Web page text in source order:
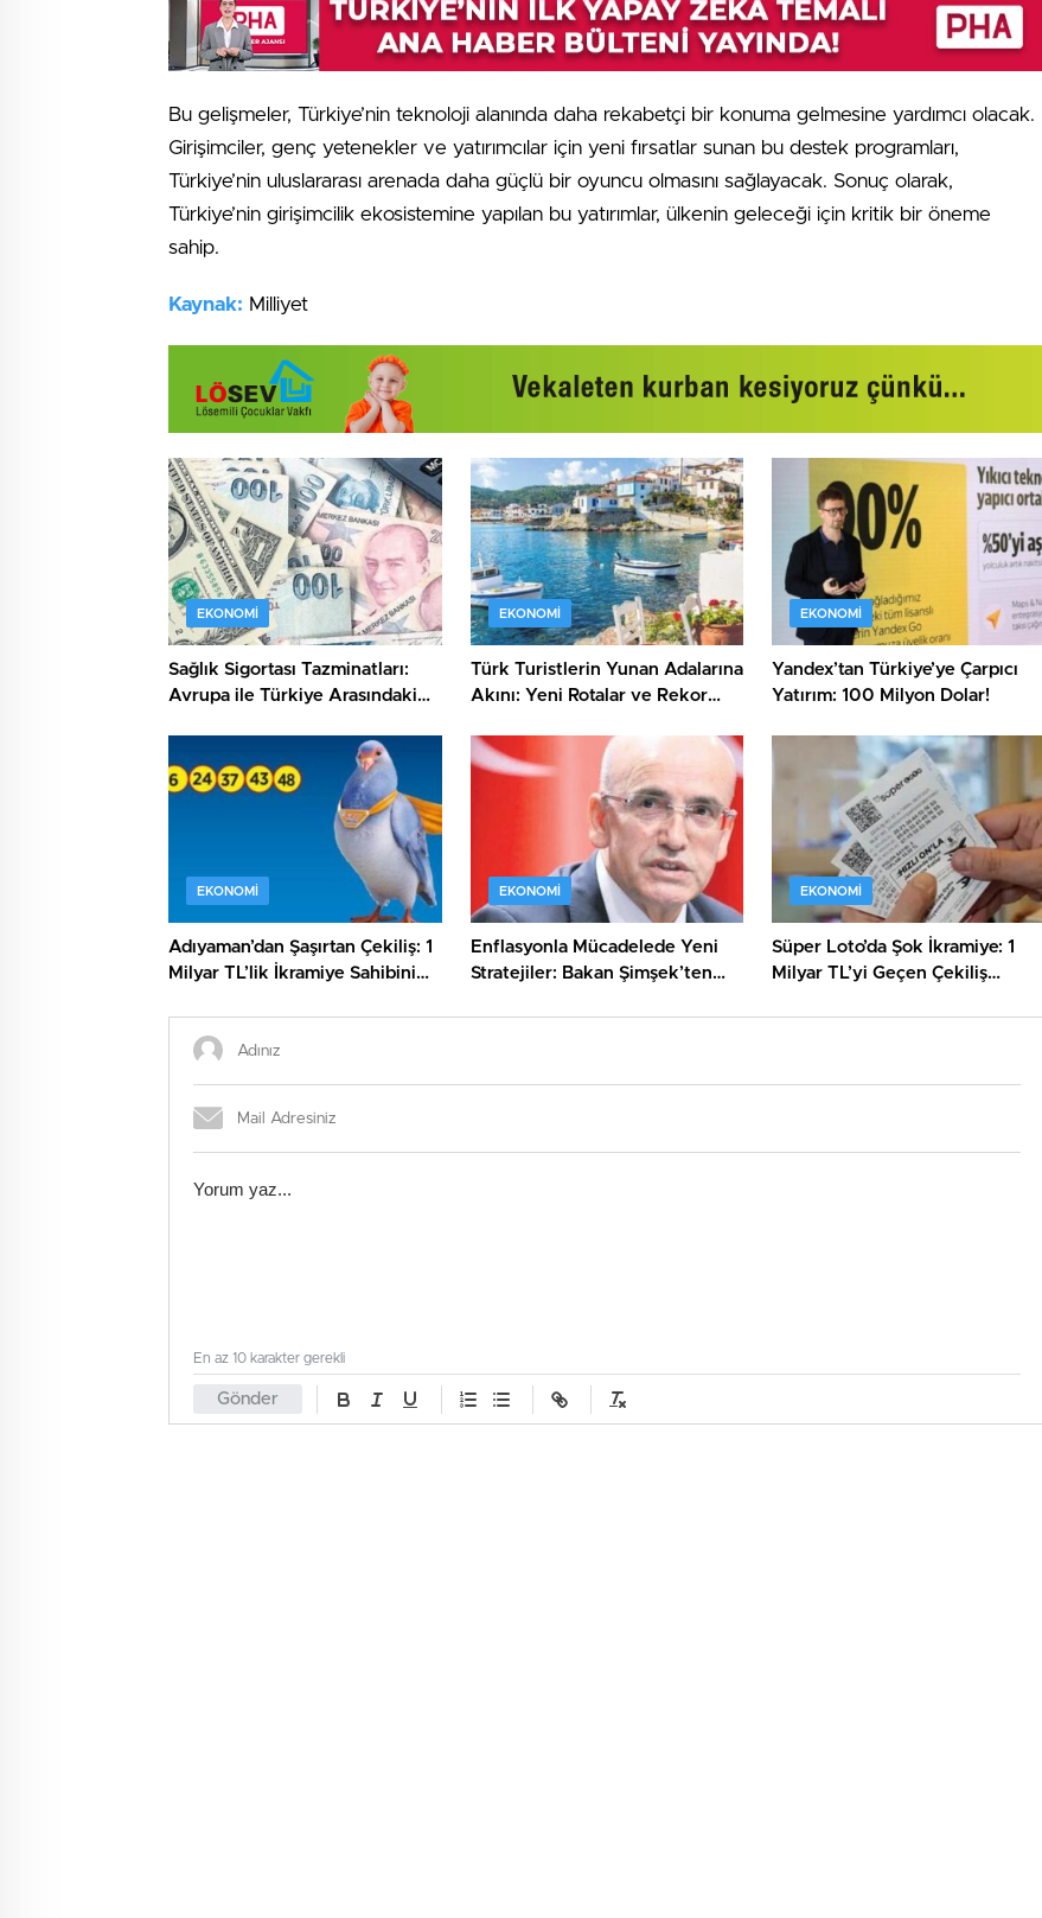
Bu gelişmeler, Türkiye’nin teknoloji alanında daha rekabetçi bir konuma gelmesine yardımcı olacak.
Girişimciler, genç yetenekler ve yatırımcılar için yeni fırsatlar sunan bu destek programları,
Türkiye’nin uluslararası arenada daha güçlü bir oyuncu olmasını sağlayacak. Sonuç olarak,
Türkiye’nin girişimcilik ekosistemine yapılan bu yatırımlar, ülkenin geleceği için kritik bir öneme
sahip.
Kaynak: Milliyet
EKONOMI
Sağlık Sigortası Tazminatları:
Avrupa ile Türkiye Arasındaki
EKONOMI
Türk Turistlerin Yunan Adalarına
Akını: Yeni Rotalar ve Rekor
EKONOMI
Yandex’tan Türkiye’ye Çarpıcı
Yatırım: 100 Milyon Dolar!
EKONOMI
Adıyaman’dan Şaşırtan Çekiliş: 1
Milyar TL’lik İkramiye Sahibini
EKONOMI
Enflasyonla Mücadelede Yeni
Stratejiler: Bakan Şimşek’ten
EKONOMI
Süper Loto’da Şok İkramiye: 1
Milyar TL’yi Geçen Çekiliş
Gönder
En az 10 karakter gerekli